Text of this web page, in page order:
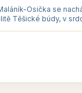
Osička se
Těšické búdy, v